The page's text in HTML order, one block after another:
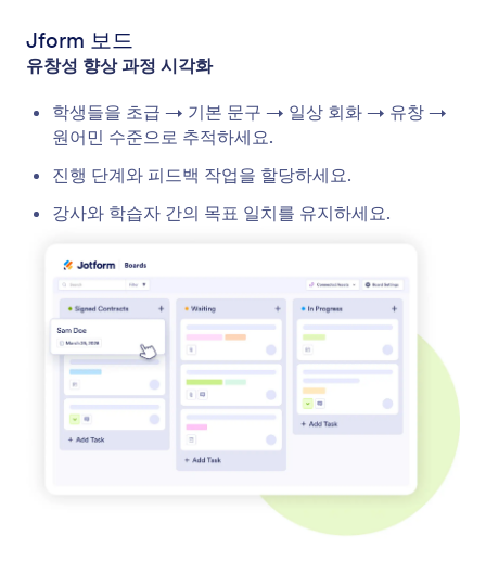
Jform 보드
유창성 향상 과정 시각화
학생들을 초급 → 기본 문구 → 일상 회화 → 유창 →
원어민 수준으로 추적하세요.
진행 단계와 피드백 작업을 할당하세요.
강사와 학습자 간의 목표 일치를 유지하세요.